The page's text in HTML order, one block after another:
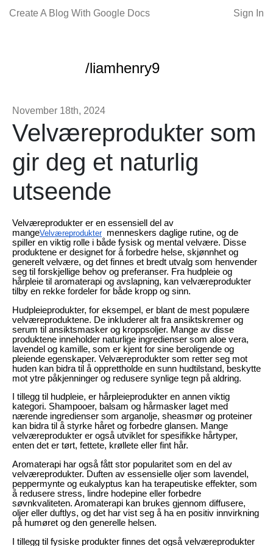
Create A Blog With Google Docs Sign In
/liamhenry9
November 18th, 2024
Velværeprodukter som
gir deg et naturlig
utseende
Velværeprodukter er en essensiell del av
mangeVelværeproduktermenneskers daglige rutine, og de
spiller en viktig rolle i både fysisk og mental velvære. Disse
produktene er designet for å forbedre helse, skjønnhet og
generelt velvære, og det finnes et bredt utvalg som henvender
seg til forskjellige behov og preferanser. Fra hudpleie og
hårpleie til aromaterapi og avslapning, kan velværeprodukter
tilby en rekke fordeler for både kropp og sinn.
Hudpleieprodukter, for eksempel, er blant de mest populære
velværeproduktene. De inkluderer alt fra ansiktskremer og
serum til ansiktsmasker og kroppsoljer. Mange av disse
produktene inneholder naturlige ingredienser som aloe vera,
lavendel og kamille, som er kjent for sine beroligende og
pleiende egenskaper. Velværeprodukter som retter seg mot
huden kan bidra til å opprettholde en sunn hudtilstand, beskytte
mot ytre påkjenninger og redusere synlige tegn på aldring.
I tillegg til hudpleie, er hårpleieprodukter en annen viktig
kategori. Shampooer, balsam og hårmasker laget med
nærende ingredienser som arganolje, sheasmør og proteiner
kan bidra til å styrke håret og forbedre glansen. Mange
velværeprodukter er også utviklet for spesifikke hårtyper,
enten det er tørt, fettete, krøllete eller fint hår.
Aromaterapi har også fått stor popularitet som en del av
velværeprodukter. Duften av essensielle oljer som lavendel,
peppermynte og eukalyptus kan ha terapeutiske effekter, som
å redusere stress, lindre hodepine eller forbedre
søvnkvaliteten. Aromaterapi kan brukes gjennom diffusere,
oljer eller duftlys, og det har vist seg å ha en positiv innvirkning
på humøret og den generelle helsen.
I tillegg til fysiske produkter finnes det også velværeprodukter